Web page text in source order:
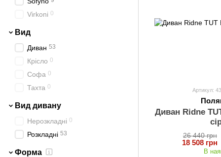
Артикул:
Диван Ridne
26 440 грн
18 508 грн
В
Virkoni 0
Вид
Диван 53
Крісло 0
Софа 0
Тахта 0
Вид дивану
Нерозкладні 0
Розкладні 53
Форма